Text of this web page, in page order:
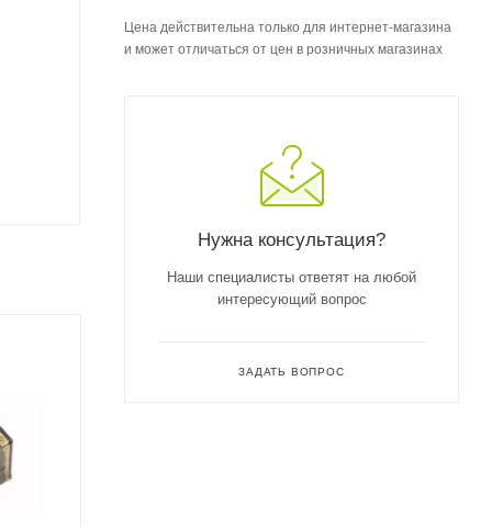
Цена действительна только для интернет-магазина
и может отличаться от цен в розничных магазинах
Нужна консультация?
Наши специалисты ответят на любой
интересующий вопрос
ЗАДАТЬ ВОПРОС